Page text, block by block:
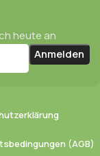
heute an
(AGB)